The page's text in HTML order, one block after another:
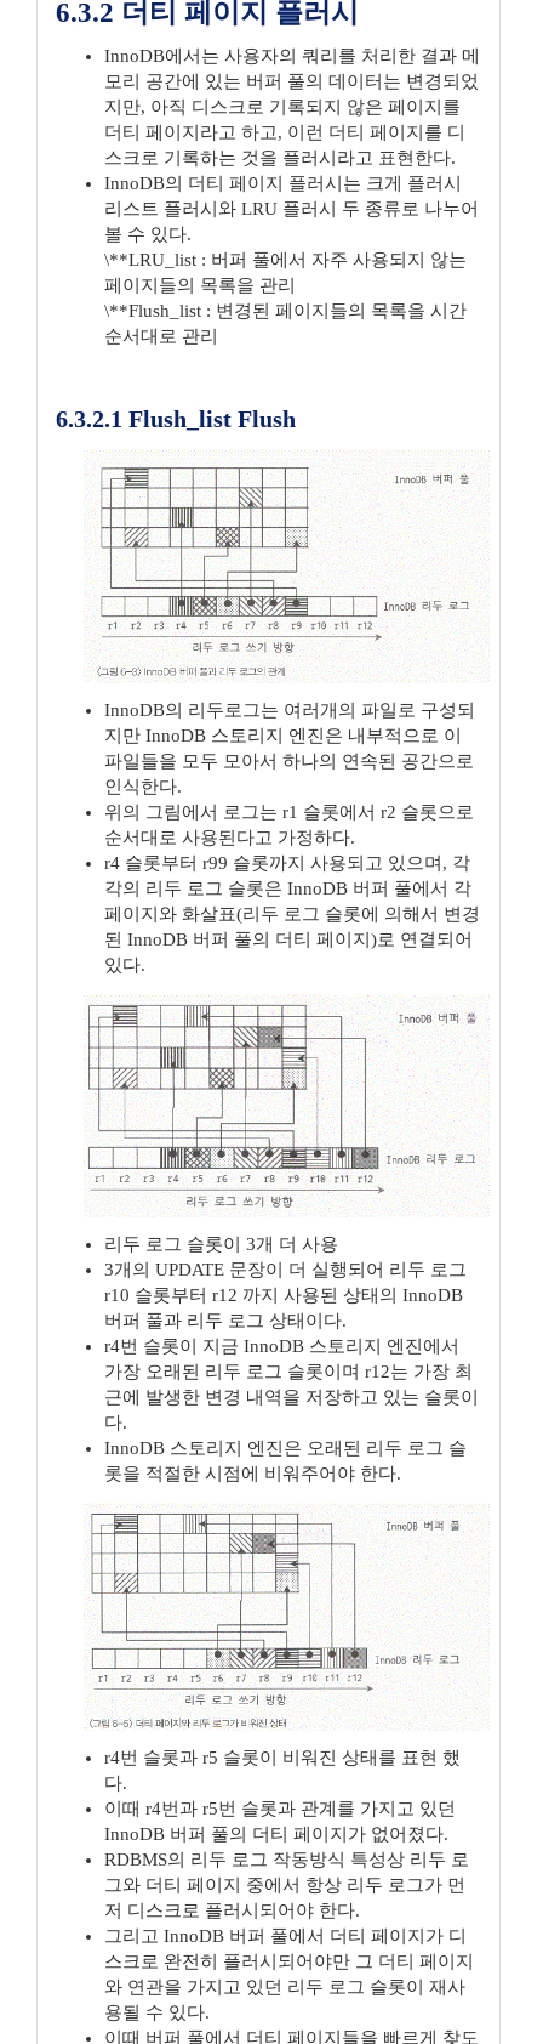
6.3.2 더티 페이지 플러시
InnoDB에서는 사용자의 쿼리를 처리한 결과 메
모리 공간에 있는 버퍼 풀의 데이터는 변경되었
지만, 아직 디스크로 기록되지 않은 페이지를
더티 페이지라고 하고, 이런 더티 페이지를 디
스크로 기록하는 것을 플러시라고 표현한다.
InnoDB의 더티 페이지 플러시는 크게 플러시
리스트 플러시와 LRU 플러시 두 종류로 나누어
볼 수 있다.
\**LRU_list : 버퍼 풀에서 자주 사용되지 않는
페이지들의 목록을 관리
\**Flush_list : 변경된 페이지들의 목록을 시간
순서대로 관리
6.3.2.1 Flush_list Flush
InnoDB의 리두로그는 여러개의 파일로 구성되
지만 InnoDB 스토리지 엔진은 내부적으로 이
파일들을 모두 모아서 하나의 연속된 공간으로
인식한다.
위의 그림에서 로그는 r1 슬롯에서 r2 슬롯으로
순서대로 사용된다고 가정하다.
r4 슬롯부터 r99 슬롯까지 사용되고 있으며, 각
각의 리두 로그 슬롯은 InnoDB 버퍼 풀에서 각
페이지와 화살표(리두 로그 슬롯에 의해서 변경
된 InnoDB 버퍼 풀의 더티 페이지)로 연결되어
있다.
리두 로그 슬롯이 3개 더 사용
3개의 UPDATE 문장이 더 실행되어 리두 로그
r10 슬롯부터 r12 까지 사용된 상태의 InnoDB
버퍼 풀과 리두 로그 상태이다.
r4번 슬롯이 지금 InnoDB 스토리지 엔진에서
가장 오래된 리두 로그 슬롯이며 r12는 가장 최
근에 발생한 변경 내역을 저장하고 있는 슬롯이
다.
InnoDB 스토리지 엔진은 오래된 리두 로그 슬
롯을 적절한 시점에 비워주어야 한다.
r4번 슬롯과 r5 슬롯이 비워진 상태를 표현 했
다.
이때 r4번과 r5번 슬롯과 관계를 가지고 있던
InnoDB 버퍼 풀의 더티 페이지가 없어졌다.
RDBMS의 리두 로그 작동방식 특성상 리두 로
그와 더티 페이지 중에서 항상 리두 로그가 먼
저 디스크로 플러시되어야 한다.
그리고 InnoDB 버퍼 풀에서 더티 페이지가 디
스크로 완전히 플러시되어야만 그 더티 페이지
와 연관을 가지고 있던 리두 로그 슬롯이 재사
용될 수 있다.
이때 버퍼 풀에서 더티 페이지들을 빠르게 찾도